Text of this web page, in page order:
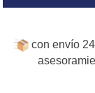
con envío